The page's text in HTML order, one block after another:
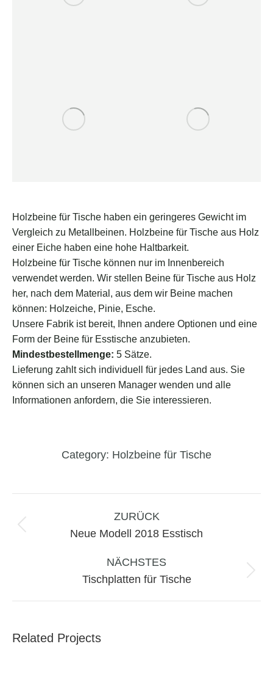
Holzbeine für Tische haben ein geringeres Gewicht im
Vergleich zu Metallbeinen. Holzbeine für Tische aus Holz
einer Eiche haben eine hohe Haltbarkeit.
Holzbeine für Tische können nur im Innenbereich
verwendet werden. Wir stellen Beine für Tische aus Holz
her, nach dem Material, aus dem wir Beine machen
können: Holzeiche, Pinie, Esche.
Unsere Fabrik ist bereit, Ihnen andere Optionen und eine
Form der Beine für Esstische anzubieten.
Mindestbestellmenge: 5 Sätze.
Lieferung zahlt sich individuell für jedes Land aus. Sie
können sich an unseren Manager wenden und alle
Informationen anfordern, die Sie interessieren.
Category: Holzbeine für Tische
navigation
ZURÜCK
Previous
Neue Modell 2018 Esstisch
NÄCHSTES
Next
Tischplatten für Tische
Related Projects